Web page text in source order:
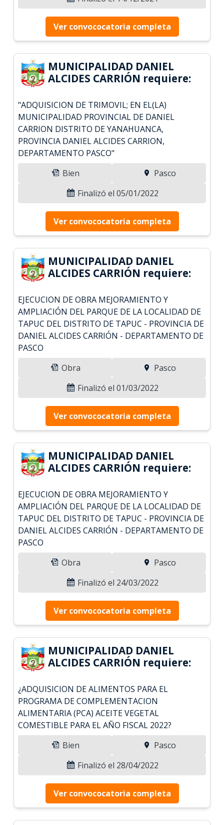
Ver convococatoria completa
MUNICIPALIDAD DANIEL
ALCIDES CARRIÓN requiere:
"ADQUISICION DE TRIMOVIL; EN EL(LA)
MUNICIPALIDAD PROVINCIAL DE DANIEL
CARRION DISTRITO DE YANAHUANCA,
PROVINCIA DANIEL ALCIDES CARRION,
DEPARTAMENTO PASCO"
Bien
Pasco
Finalizó el 05/01/2022
Ver convococatoria completa
MUNICIPALIDAD DANIEL
ALCIDES CARRIÓN requiere:
EJECUCION DE OBRA MEJORAMIENTO Y
AMPLIACIÓN DEL PARQUE DE LA LOCALIDAD DE
TAPUC DEL DISTRITO DE TAPUC - PROVINCIA DE
DANIEL ALCIDES CARRIÓN - DEPARTAMENTO DE
PASCO
Obra
Pasco
Finalizó el 01/03/2022
Ver convococatoria completa
MUNICIPALIDAD DANIEL
ALCIDES CARRIÓN requiere:
EJECUCION DE OBRA MEJORAMIENTO Y
AMPLIACIÓN DEL PARQUE DE LA LOCALIDAD DE
TAPUC DEL DISTRITO DE TAPUC - PROVINCIA DE
DANIEL ALCIDES CARRIÓN - DEPARTAMENTO DE
PASCO
Obra
Pasco
Finalizó el 24/03/2022
Ver convococatoria completa
MUNICIPALIDAD DANIEL
ALCIDES CARRIÓN requiere:
¿ADQUISICION DE ALIMENTOS PARA EL
PROGRAMA DE COMPLEMENTACION
ALIMENTARIA (PCA) ACEITE VEGETAL
COMESTIBLE PARA EL AÑO FISCAL 2022?
Bien
Pasco
Finalizó el 28/04/2022
Ver convococatoria completa